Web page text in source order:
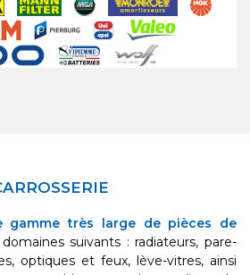
gamme très large de pièces de
suivants : radiateurs, pare-
optiques et feux, lève-vitres, ainsi